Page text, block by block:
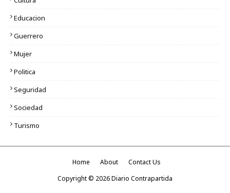
Educacion
Guerrero
Mujer
Politica
Seguridad
Sociedad
Turismo
Home About
Contact Us
Copyright © 2026Diario Contrapartida